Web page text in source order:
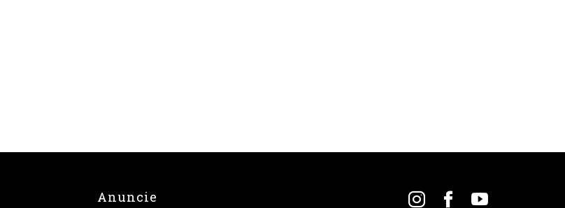
Anuncie